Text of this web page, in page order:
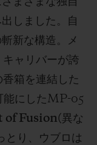
しました。自
新な構造。メ
キャリバーが誇
香箱を連結した
能にしたMP-05
of Fusion(異な
とり、ウブロは